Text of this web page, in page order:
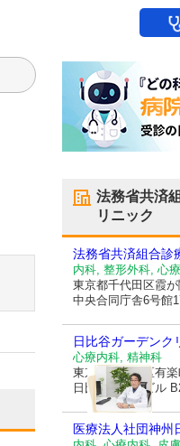
法務省共済
リニック
法務省共済組合診
内科, 整形外科, 心
東京都千代田区霞
中央合同庁舎6号館
日比谷ガーデンク
心療内科, 精神科
東京都千代田区有
日比谷マリンビル
医療法人社団神州